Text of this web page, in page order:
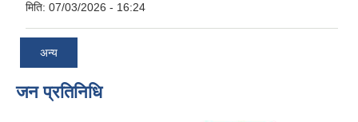
मिति: 07/03/2026 - 16:24
अन्य
जन प्रतिनिधि